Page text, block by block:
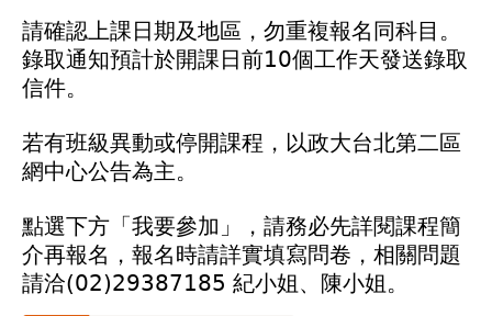
請確認上課日期及地區，勿重複報名同科目。
錄取通知預計於開課日前10個工作天發送錄取
信件。
若有班級異動或停開課程，以政大台北第二區
網中心公告為主。
點選下方「我要參加」，請務必先詳閱課程簡
介再報名，報名時請詳實填寫問卷，相關問題
請洽(02)29387185 紀小姐、陳小姐。